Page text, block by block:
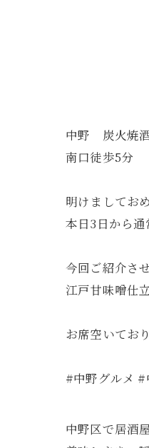
中野 炭火焼
南口徒歩5分
明けましてお
本日3日から
今回ご紹介さ
江戸甘味噌仕
お席空いてお
#中野グルメ
中野区で居酒